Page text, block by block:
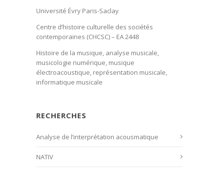
Université Évry Paris-Saclay
Centre d’histoire culturelle des sociétés
contemporaines (CHCSC) – EA 2448
Histoire de la musique, analyse musicale,
musicologie numérique, musique
électroacoustique, représentation musicale,
informatique musicale
RECHERCHES
Analyse de l’interprétation acousmatique
NATIV